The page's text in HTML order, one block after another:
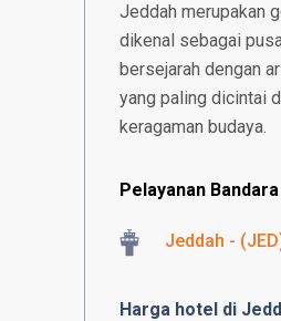
Jeddah merupakan
dikenal sebagai
bersejarah dengan
yang paling dicintai
keragaman budaya.
Pelayanan
Jeddah -
Harga hotel di